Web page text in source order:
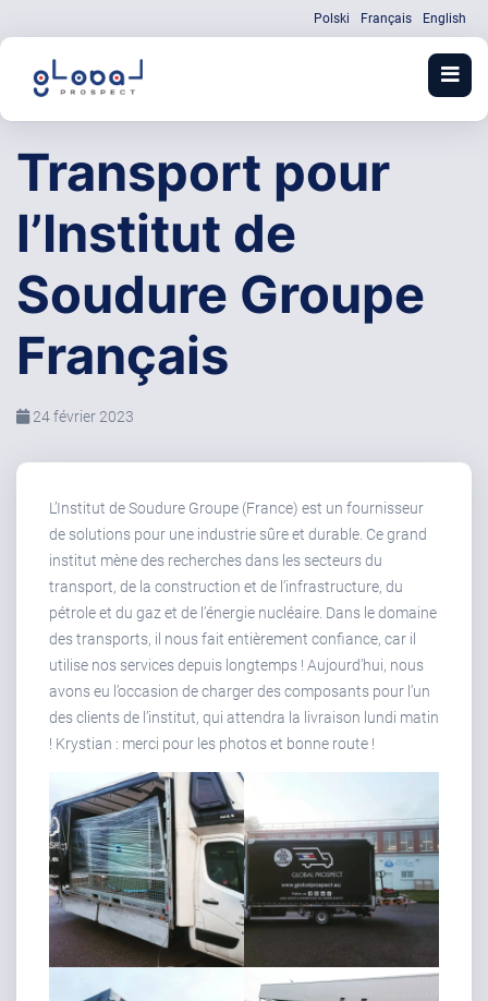
Polski Français English
Transport pour
l’Institut de
Soudure Groupe
Français
24 février 2023
L’Institut de Soudure Groupe (France) est un fournisseur
de solutions pour une industrie sûre et durable. Ce grand
institut mène des recherches dans les secteurs du
transport, de la construction et de l’infrastructure, du
pétrole et du gaz et de l’énergie nucléaire. Dans le domaine
des transports, il nous fait entièrement confiance, car il
utilise nos services depuis longtemps ! Aujourd’hui, nous
avons eu l’occasion de charger des composants pour l’un
des clients de l’institut, qui attendra la livraison lundi matin
! Krystian : merci pour les photos et bonne route !